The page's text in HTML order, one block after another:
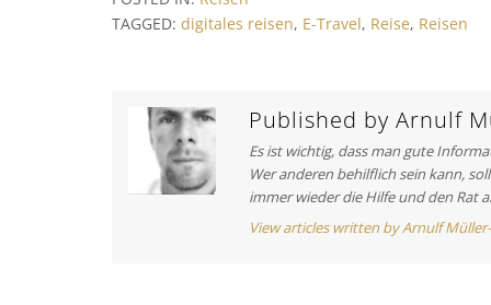
t
n
v
i
TAGGED: digitales reisen, E-Travel, Reise, Reisen
Published by Arnulf
Es ist wichtig, dass man gute
Wer anderen behilflich sein kann,
immer wieder die Hilfe und den Rat
View articles written by Arnulf